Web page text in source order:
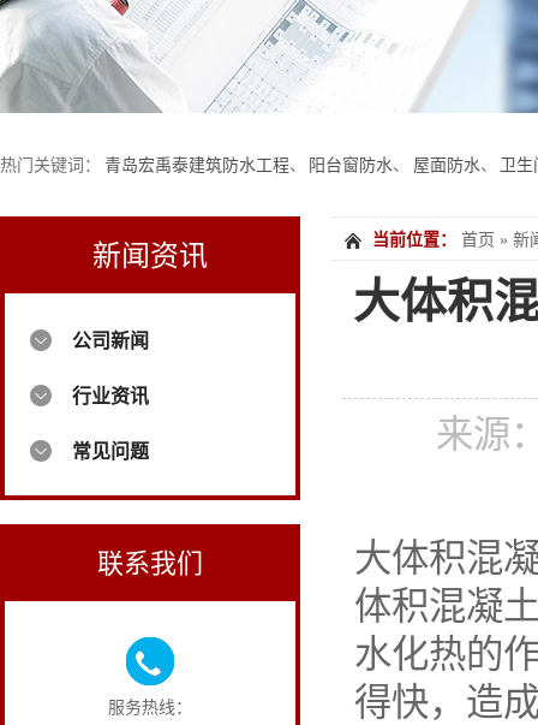
热门关键词： 青岛宏禹泰建筑防水工程、 阳台窗防水、 屋面防水、 卫
新闻资讯
公司新闻
行业资讯
常见问题
联系我们
服务热线：
当前位置： 首页 » 新
大体积
来源
大体积混
体积混凝
水化热的
得快，造